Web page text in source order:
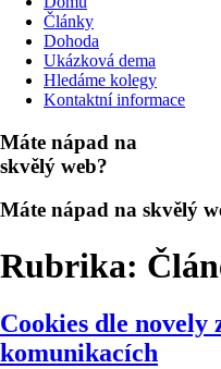
Články
Dohoda
Ukázková dema
Hledáme kolegy
Kontaktní informace
Máte nápad na
skvělý web?
Máte nápad na skvělý
Rubrika:
Cookies dle
komunikacích